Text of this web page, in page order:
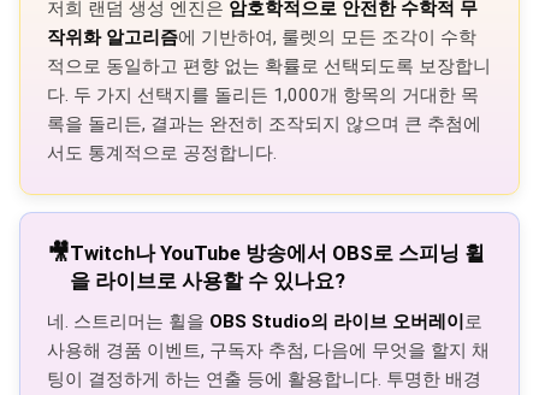
저희 랜덤 생성 엔진은 암호학적으로 안전한 수학적 무
작위화 알고리즘에 기반하여, 룰렛의 모든 조각이 수학
적으로 동일하고 편향 없는 확률로 선택되도록 보장합니
다. 두 가지 선택지를 돌리든 1,000개 항목의 거대한 목
록을 돌리든, 결과는 완전히 조작되지 않으며 큰 추첨에
서도 통계적으로 공정합니다.
🎥Twitch나 YouTube 방송에서 OBS로 스피닝 휠
을 라이브로 사용할 수 있나요?
네. 스트리머는 휠을 OBS Studio의 라이브 오버레이로
사용해 경품 이벤트, 구독자 추첨, 다음에 무엇을 할지 채
팅이 결정하게 하는 연출 등에 활용합니다. 투명한 배경